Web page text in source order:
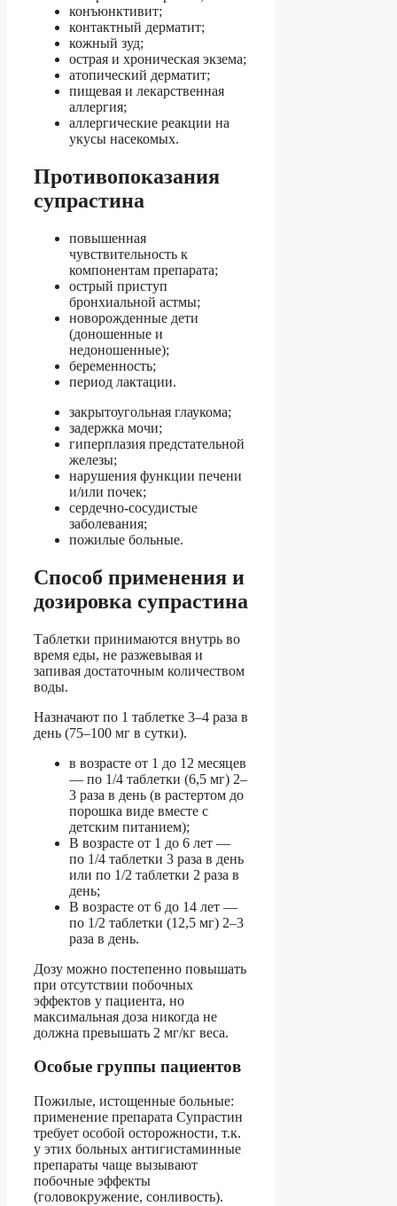
конъюнктивит;
контактный дерматит;
кожный зуд;
острая и хроническая экзема;
атопический дерматит;
пищевая и лекарственная
аллергия;
аллергические реакции на
укусы насекомых.
Противопоказания
супрастина
повышенная
чувствительность к
компонентам препарата;
острый приступ
бронхиальной астмы;
новорожденные дети
(доношенные и
недоношенные);
беременность;
период лактации.
закрытоугольная глаукома;
задержка мочи;
гиперплазия предстательной
железы;
нарушения функции печени
и/или почек;
сердечно-сосудистые
заболевания;
пожилые больные.
Способ применения и
дозировка супрастина
Таблетки принимаются внутрь во
время еды, не разжевывая и
запивая достаточным количеством
воды.
Назначают по 1 таблетке 3–4 раза в
день (75–100 мг в сутки).
в возрасте от 1 до 12 месяцев
— по 1/4 таблетки (6,5 мг) 2–
3 раза в день (в растертом до
порошка виде вместе с
детским питанием);
В возрасте от 1 до 6 лет —
по 1/4 таблетки 3 раза в день
или по 1/2 таблетки 2 раза в
день;
В возрасте от 6 до 14 лет —
по 1/2 таблетки (12,5 мг) 2–3
раза в день.
Дозу можно постепенно повышать
при отсутствии побочных
эффектов у пациента, но
максимальная доза никогда не
должна превышать 2 мг/кг веса.
Особые группы пациентов
Пожилые, истощенные больные:
применение препарата Супрастин
требует особой осторожности, т.к.
у этих больных антигистаминные
препараты чаще вызывают
побочные эффекты
(головокружение, сонливость).